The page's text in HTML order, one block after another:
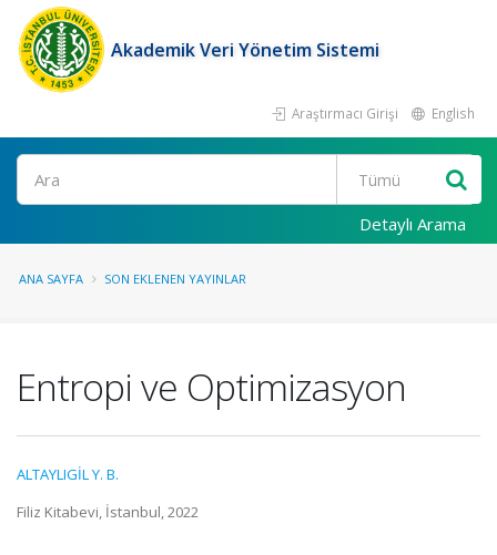
Akademik Veri Yönetim Sistemi
Araştırmacı Girişi English
Ara
Detaylı Arama
ANA SAYFA SON EKLENEN YAYINLAR
Entropi ve Optimizasyon
ALTAYLIGİL Y. B.
Filiz Kitabevi, İstanbul, 2022